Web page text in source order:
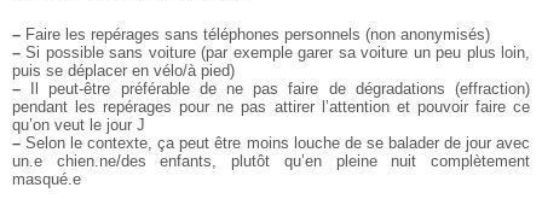
– Faire les repérages sans téléphones personnels (non anonymisés)
– Si possible sans voiture (par exemple garer sa voiture un peu plus loin,
puis se déplacer en vélo/à pied)
– Il peut-être préférable de ne pas faire de dégradations (effraction)
pendant les repérages pour ne pas attirer l’attention et pouvoir faire ce
qu’on veut le jour J
– Selon le contexte, ça peut être moins louche de se balader de jour avec
un.e chien.ne/des enfants, plutôt qu’en pleine nuit complètement
masqué.e